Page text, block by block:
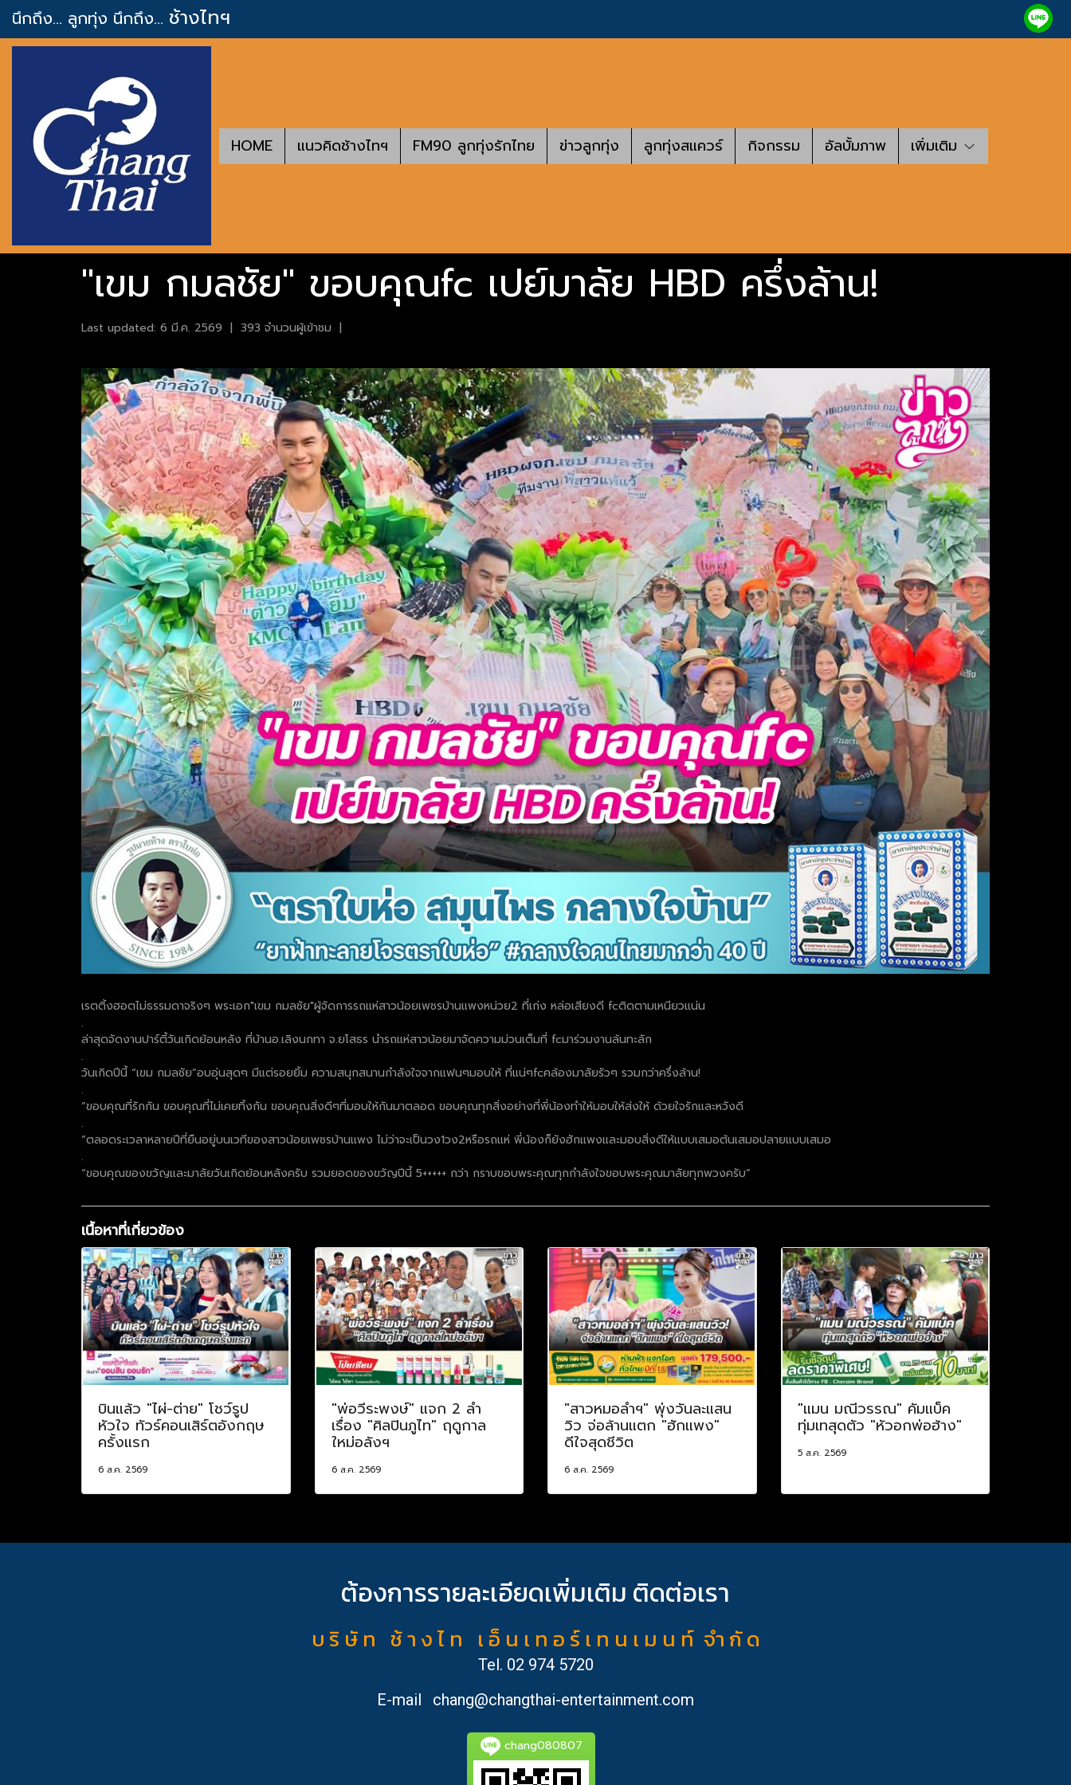
นึกถึง... ลูกทุ่ง นึกถึง... ช้างไทฯ
HOME แนวคิดช้างไทฯ FM90 ลูกทุ่งรักไทย ข่าวลูกทุ่ง ลูกทุ่งสแควร์ กิจกรรม อัลบั้มภาพ เพิ่มเติม
"เขม กมลชัย" ขอบคุณfc เปย์มาลัย HBD ครึ่งล้าน!
Last updated: 6 มี.ค. 2569 | 393 จำนวนผู้เข้าชม |
เรตติ้งฮอตไม่ธรรมดาจริงๆ พระเอก"เขม กมลชัย"ผู้จัดการรถแห่สาวน้อยเพชรบ้านแพงหน่วย2 ที่เก่ง หล่อเสียงดี fcติดตามเหนียวแน่น
.
ล่าสุดจัดงานปาร์ตี้วันเกิดย้อนหลัง ที่บ้านอ.เลิงนกทา จ.ยโสธร นำรถแห่สาวน้อยมาจัดความม่วนเต็มที่ fcมาร่วมงานล้นทะลัก
.
วันเกิดปีนี้ “เขม กมลชัย”อบอุ่นสุดๆ มีแต่รอยยิ้ม ความสนุกสนานกำลังใจจากแฟนๆมอบให้ ที่แน่ๆfcคล้องมาลัยรัวๆ รวมกว่าครึ่งล้าน!
.
“ขอบคุณที่รักกัน ขอบคุณที่ไม่เคยทิ้งกัน ขอบคุณสิ่งดีๆที่มอบให้กันมาตลอด ขอบคุณทุกสิ่งอย่างที่พี่น้องทำให้มอบให้ส่งให้ ด้วยใจรักและหวังดี
.
“ตลอดระเวลาหลายปีที่ยืนอยู่บนเวทีของสาวน้อยเพชรบ้านแพง ไม่ว่าจะเป็นวง1วง2หรือรถแห่ พี่น้องก็ยังฮักแพงและมอบสิ่งดีให้แบบเสมอต้นเสมอปลายแบบเสมอ
.
“ขอบคุณของขวัญและมาลัยวันเกิดย้อนหลังครับ รวมยอดของขวัญปีนี้ 5+++++ กว่า กราบขอบพระคุณทุกกำลังใจขอบพระคุณมาลัยทุกพวงครับ”
เนื้อหาที่เกี่ยวข้อง
บินแล้ว "ไผ่-ต่าย" โชว์รูป
หัวใจ ทัวร์คอนเสิร์ตอังกฤษ
ครั้งแรก
6 ส.ค. 2569
"พ่อวีระพงษ์" แจก 2 ลำ
เรื่อง "ศิลปินภูไท" ฤดูกาล
ใหม่อลังฯ
6 ส.ค. 2569
"สาวหมอลำฯ" พุ่งวันละแสน
วิว จ่อล้านแตก "ฮักแพง"
ดีใจสุดชีวิต
6 ส.ค. 2569
"แมน มณีวรรณ" คัมแบ็ค
ทุ่มเทสุดตัว "หัวอกพ่อฮ้าง"
5 ส.ค. 2569
ต้องการรายละเอียดเพิ่มเติม ติดต่อเรา
บ ริ ษั ท ช้ า ง ไ ท เ อ็ น เ ท อ ร์ เ ท น เ ม น ท์ จำ กั ด
Tel. 02 974 5720
E-mail
chang@changthai-entertainment.com
chang080807